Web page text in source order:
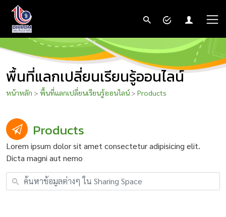
พื้นที่แลกเปลี่ยนเรียนรู้ออนไลน์
หน้าหลัก > พื้นที่แลกเปลี่ยนเรียนรู้ออนไลน์ > Products
Products
Lorem ipsum dolor sit amet consectetur adipisicing elit.
Dicta magni aut nemo